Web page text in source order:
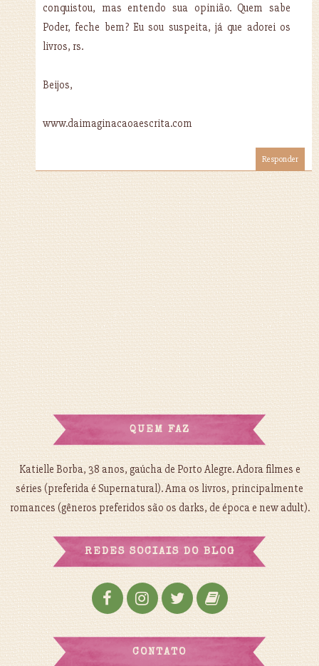
conquistou, mas entendo sua opinião. Quem sabe
Poder, feche bem? Eu sou suspeita, já que adorei os
livros, rs.
Beijos,
www.daimaginacaoaescrita.com
Responder
QUEM FAZ
Katielle Borba, 38 anos, gaúcha de Porto Alegre. Adora filmes e
séries (preferida é Supernatural). Ama os livros, principalmente
romances (gêneros preferidos são os darks, de época e new adult).
REDES SOCIAIS DO BLOG
CONTATO